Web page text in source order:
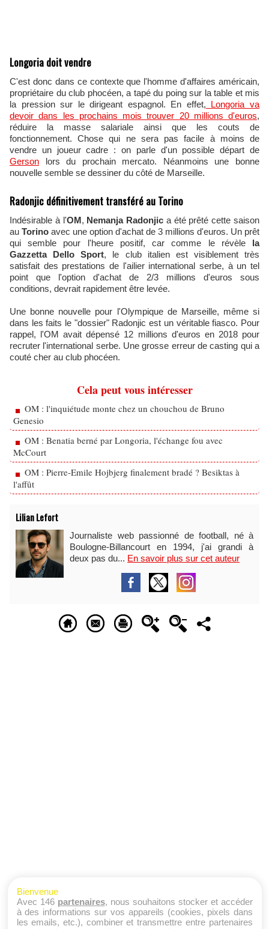
Longoria doit vendre
C'est donc dans ce contexte que l'homme d'affaires américain,
propriétaire du club phocéen, a tapé du poing sur la table et mis
la pression sur le dirigeant espagnol. En effet, Longoria va
devoir dans les prochains mois trouver 20 millions d'euros,
réduire la masse salariale ainsi que les couts de
fonctionnement. Chose qui ne sera pas facile à moins de
vendre un joueur cadre : on parle d'un possible départ de
Gerson lors du prochain mercato. Néanmoins une bonne
nouvelle semble se dessiner du côté de Marseille.
Radonjic définitivement transféré au Torino
Indésirable à l'OM, Nemanja Radonjic a été prêté cette saison
au Torino avec une option d'achat de 3 millions d'euros. Un prêt
qui semble pour l'heure positif, car comme le révèle la
Gazzetta Dello Sport, le club italien est visiblement très
satisfait des prestations de l'ailier international serbe, à un tel
point que l'option d'achat de 2/3 millions d'euros sous
conditions, devrait rapidement être levée.
Une bonne nouvelle pour l'Olympique de Marseille, même si
dans les faits le "dossier" Radonjic est un véritable fiasco. Pour
rappel, l'OM avait dépensé 12 millions d'euros en 2018 pour
recruter l'international serbe. Une grosse erreur de casting qui a
couté cher au club phocéen.
Cela peut vous intéresser
OM : l'inquiétude monte chez un chouchou de Bruno
Genesio
OM : Benatia berné par Longoria, l'échange fou avec
McCourt
OM : Pierre-Emile Hojbjerg finalement bradé ? Besiktas à
l'affût
Lilian Lefort
Journaliste web passionné de football, né à
Boulogne-Billancourt en 1994, j'ai grandi à
deux pas du... En savoir plus sur cet auteur
Bienvenue
Avec 146 partenaires, nous souhaitons stocker et accéder
à des informations sur vos appareils (cookies, pixels dans
les emails, etc.), combiner et transmettre entre partenaires